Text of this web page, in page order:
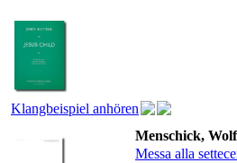
Klangbeispiel anhören
Menschick,
Messa alla